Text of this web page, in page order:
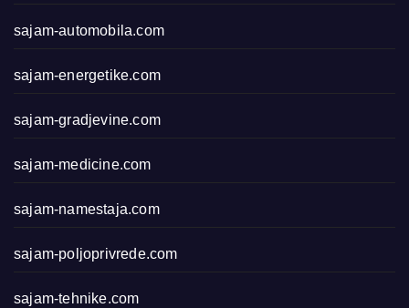
sajam-automobila.com
sajam-energetike.com
sajam-gradjevine.com
sajam-medicine.com
sajam-namestaja.com
sajam-poljoprivrede.com
sajam-tehnike.com